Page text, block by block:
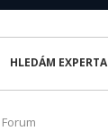
HLEDÁM EXPERTA